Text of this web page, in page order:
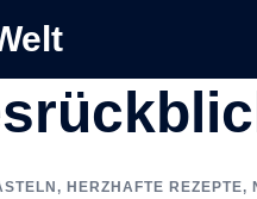
, HERZHAFTE REZEPTE,